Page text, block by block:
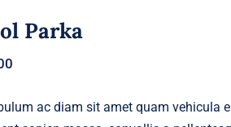
Parka
ac diam sit amet quam vehicula